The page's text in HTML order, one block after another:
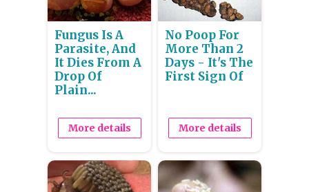
Fungus Is A
Parasite, And
It Dies From A
Drop Of
Plain...
More details
No Poop For
More Than 2
Days - It's The
First Sign Of
More details